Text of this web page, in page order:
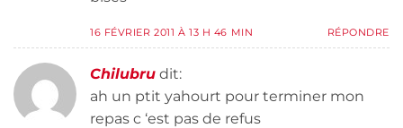
16 FÉVRIER 2011 À 13 H 46 MIN RÉPONDRE
Chilubru dit:
ah un ptit yahourt pour terminer mon
repas c ‘est pas de refus